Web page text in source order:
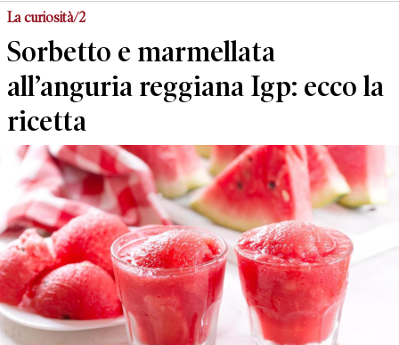
La curiosità/2
Sorbetto e marmellata
all’anguria reggiana Igp: ecco la
ricetta